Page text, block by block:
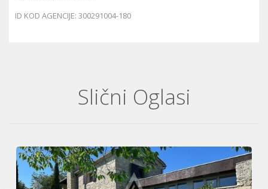
ID KOD AGENCIJE: 300291004-180
Slični Oglasi